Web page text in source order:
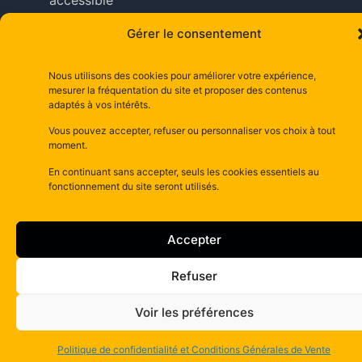
Gérer le consentement
Nous utilisons des cookies pour améliorer votre expérience,
mesurer la fréquentation du site et proposer des contenus
adaptés à vos intérêts.
Vous pouvez accepter, refuser ou personnaliser vos choix à tout
moment.
En continuant sans accepter, seuls les cookies essentiels au
fonctionnement du site seront utilisés.
Accepter
Refuser
Voir les préférences
Politique de confidentialité et Conditions Générales de Vente
Copyright © depuis 2025 dsm– la maison d’abeilles